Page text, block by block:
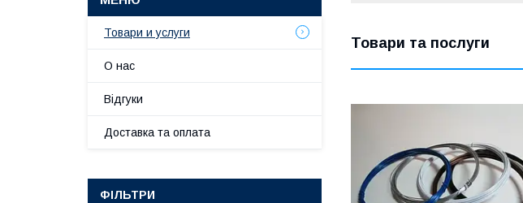
Товари та послуги
Товари и услуги
О нас
Відгуки
Доставка та оплата
ФІЛЬТРИ